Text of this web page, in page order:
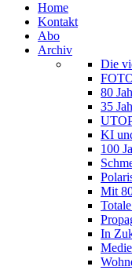
Home
Kontakt
Abo
Archiv
Die
80
35
KI
100
Mit
In